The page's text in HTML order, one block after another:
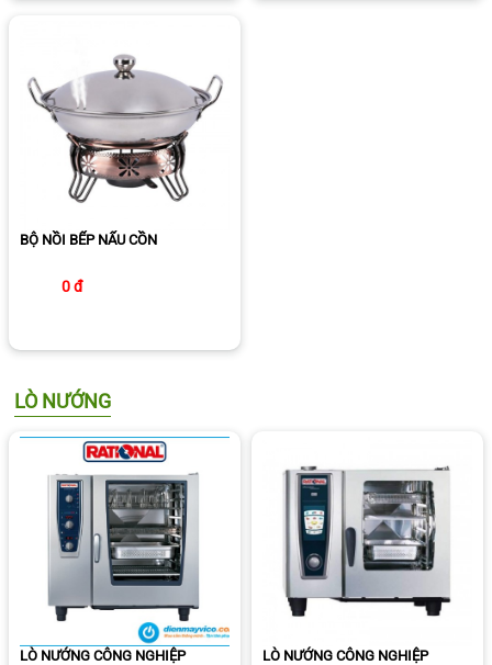
BỘ NỒI BẾP NẤU CỒN
0 đ
LÒ NƯỚNG
LÒ NƯỚNG CÔNG NGHIỆP LÒ NƯỚNG CÔNG NGHIỆP